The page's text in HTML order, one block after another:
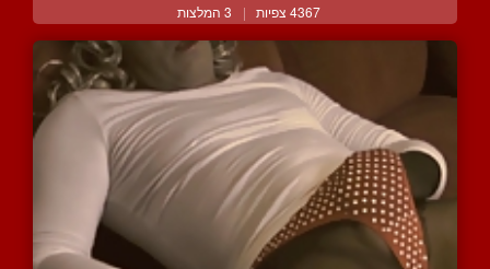
4367 צפיות | 3 המלצות